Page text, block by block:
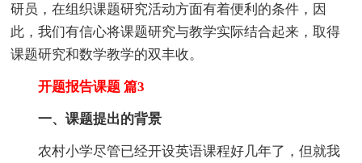
研员，在组织课题研究活动方面有着便利的条件，因
此，我们有信心将课题研究与教学实际结合起来，取得
课题研究和数学教学的双丰收。
开题报告课题 篇3
一、课题提出的背景
农村小学尽管已经开设英语课程好几年了，但就我